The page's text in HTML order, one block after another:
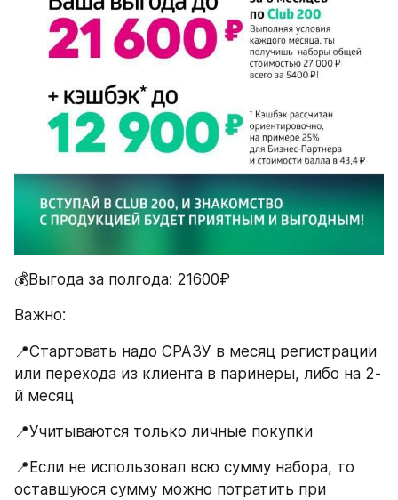
💰Выгода за полгода: 21600₽
Важно:
📍Стартовать надо СРАЗУ в месяц регистрации
или перехода из клиента в паринеры, либо на 2-
й месяц
📍Учитываются только личные покупки
📍Если не использовал всю сумму набора, то
оставшуюся сумму можно потратить при